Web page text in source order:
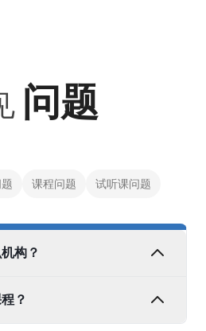
问题
课程问题 试听课问题
构？
？